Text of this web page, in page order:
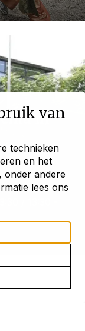
van
technieken
en het
onder andere
lees ons
in
/ 13:30 -